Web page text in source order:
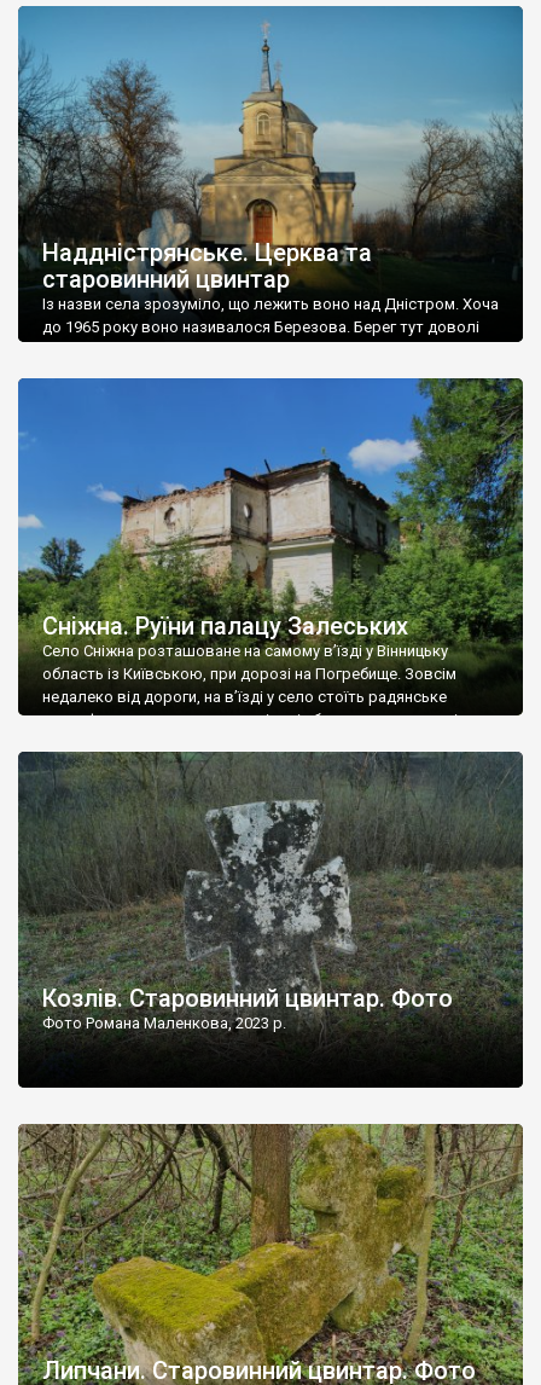
старовинний цвинтар із кам’яними хрестами. Всі епітафії, які
збереглися, написані кирилицею, церковнослов’янською
мовою. За всіма традиційними ознаками – цвинтар
український. Хрести датуються 19 століттям. У 1924-1940
роках Болган […]
Наддністрянське. Церква та
старовинний цвинтар
Із назви села зрозуміло, що лежить воно над Дністром. Хоча
до 1965 року воно називалося Березова. Берег тут доволі
Наддністрянське відрізняється від більшості навколишніх
сіл. У селі є мурована Михайлівська церква. Точної дати […]
Сніжна. Руїни палацу Залеських
Село Сніжна розташоване на самому в’їзді у Вінницьку
область із Київською, при дорозі на Погребище. Зовсім
недалеко від дороги, на в’їзді у село стоїть радянське
рельєфне пано, яке показує жінку і яблуню, а трохи далі, десь
не видно, але видно дві стареньких колії у траві – […]
Козлів. Старовинний цвинтар. Фото
Фото Романа Маленкова, 2023 р.
Липчани. Старовинний цвинтар. Фото